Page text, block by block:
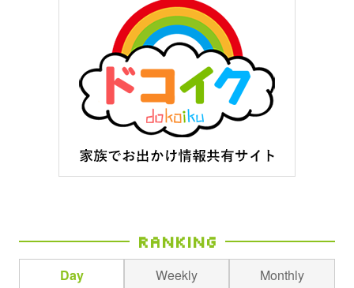
Ranking
Day Weekly Monthly